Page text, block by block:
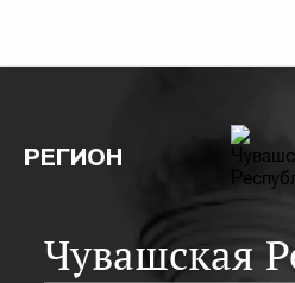
РЕГИОН
Чувашская